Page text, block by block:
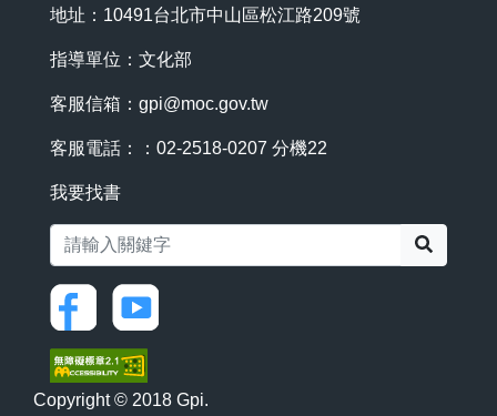
地址：10491台北市中山區松江路209號
指導單位：文化部
客服信箱： gpi@moc.gov.tw
客服電話：：02-2518-0207 分機22
我要找書
Copyright © 2018 Gpi.